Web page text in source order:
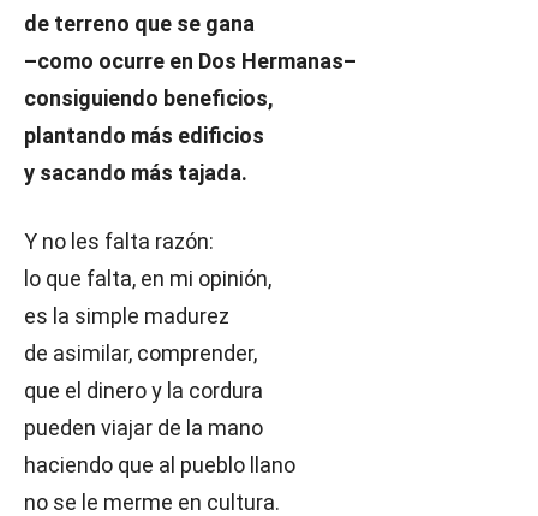
de terreno que se gana
–como ocurre en Dos Hermanas–
consiguiendo beneficios,
plantando más edificios
y sacando más tajada.
Y no les falta razón:
lo que falta, en mi opinión,
es la simple madurez
de asimilar, comprender,
que el dinero y la cordura
pueden viajar de la mano
haciendo que al pueblo llano
no se le merme en cultura.